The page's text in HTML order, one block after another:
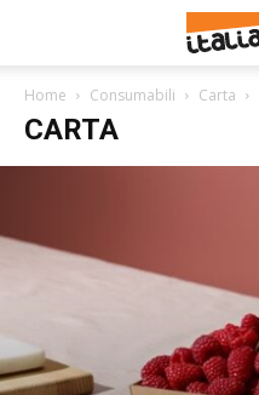
Home Consumabili Carta
CARTA